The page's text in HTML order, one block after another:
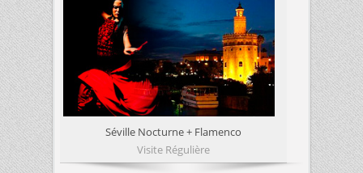
Séville Nocturne + Flamenco
Visite Régulière